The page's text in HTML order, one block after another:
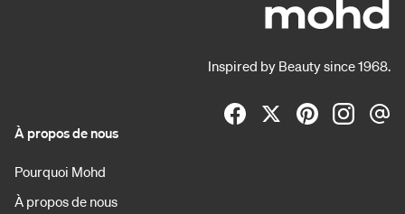
Inspired by Beauty since 1968.
À propos de nous
Pourquoi Mohd
À propos de nous